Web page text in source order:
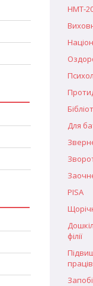
НМТ-
Для
PISA
філії